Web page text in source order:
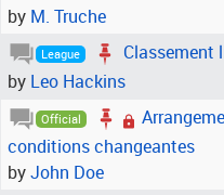
by M. Truche
League
Classement
by Leo Hackins
Official
conditions changeantes
byJohn Doe